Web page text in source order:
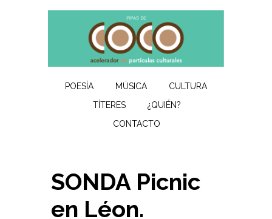
POESÍA MÚSICA
CULTURA
TÍTERES
¿QUIÉN?
CONTACTO
SONDA Picnic
en Léon.